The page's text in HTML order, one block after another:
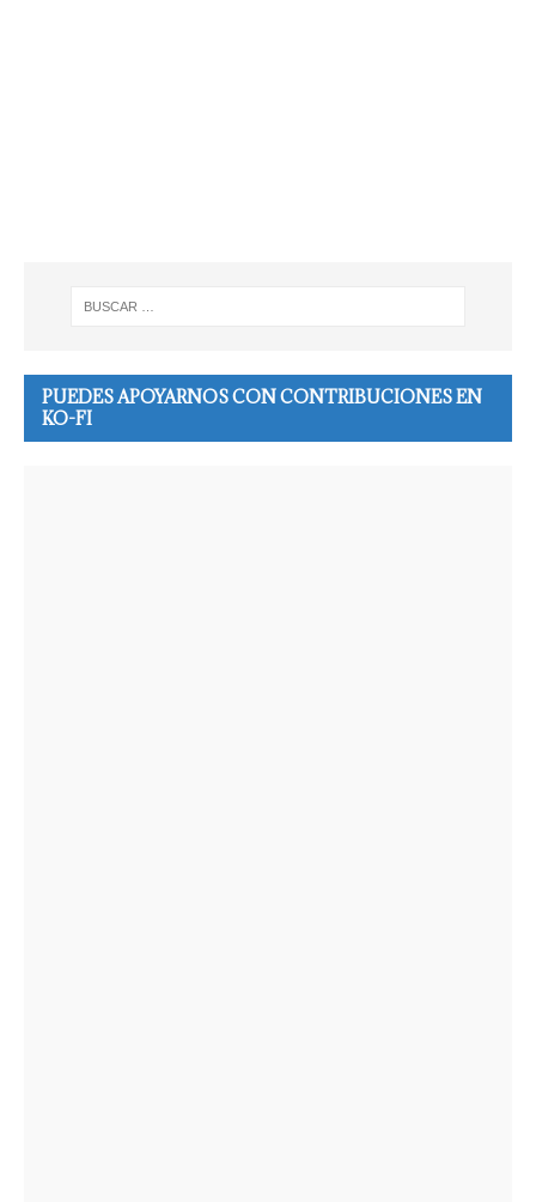
PUEDES APOYARNOS CON CONTRIBUCIONES EN
KO-FI